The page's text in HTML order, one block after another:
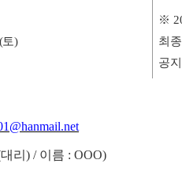
토)
※
최
공
대리 ) / 이름 : OOO)